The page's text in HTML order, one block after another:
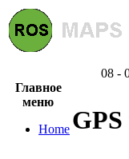
08 -
Главное
меню
Home